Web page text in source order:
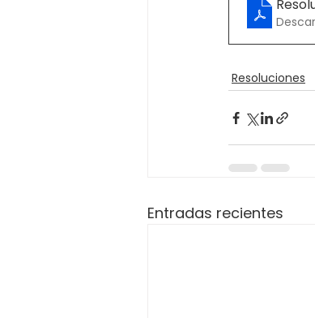
Resoluciones
Entradas recientes